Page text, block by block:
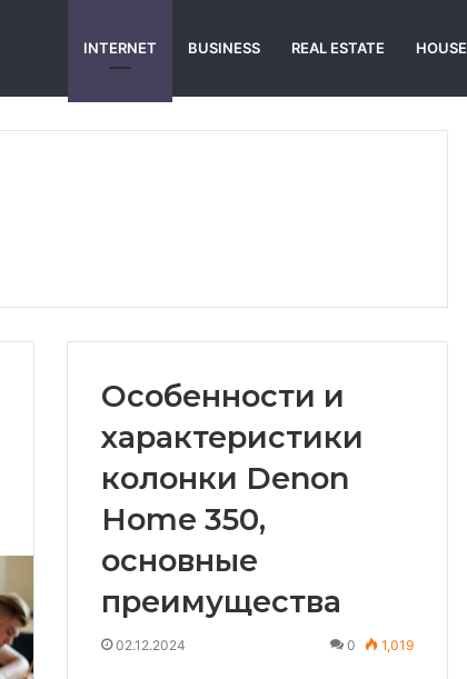
INTERNET BUSINESS REAL ESTATE HOUSE
Особенности и
характеристики
колонки Denon
Home 350,
основные
преимущества
02.12.2024 0 1,019